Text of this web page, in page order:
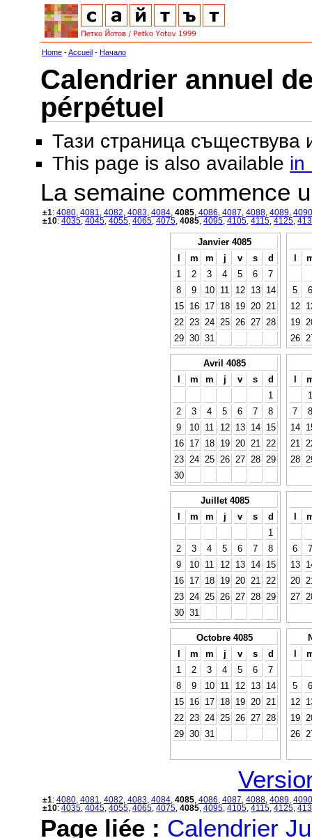
Home -Accueil - Начало
Calendrier annuel
pérpétuel
Тази страница съществува
This page is also available in
La semaine commence
±1: 4080 4081 4082 4083 4084 4085 4086 4087 4088 4089 4090
±10: 4035 4045 4055 4065 4075 4085 4095 4105 4115 4125
Janvier 4085
l
m m j v s
d
1
2 3 4 5 6
7
8
9 10 11 12 13
14
15
16 17 18 19 20
21
22
23 24 25 26 27
28
29 30 31
l
5
6
12
19
26
Avril 4085
l
m m j v s
d
1
2
3 4 5 6 7
8
9
10 11 12 13 14
15
16
17 18 19 20 21
22
23
24 25 26 27 28
29
30
l
1
7
8
14
21
28
Juillet 4085
l
m m j v s
d
1
2
3 4 5 6 7
8
9
10 11 12 13 14
15
16
17 18 19 20 21
22
23
24 25 26 27 28
29
30 31
l
6
7
13
20
27
Octobre 4085
l
m m j v s
d
1
2 3 4 5 6
7
8
9 10 11 12 13
14
15
16 17 18 19 20
21
22
23 24 25 26 27
28
29 30 31
l
5
6
12
19
26
±1: 4080 4081 4082 4083 4084 4085 4086 4087 4088 4089 4090
±10: 4035 4045 4055 4065 4075 4085 4095 4105 4115 4125
Page liée : Calendrier